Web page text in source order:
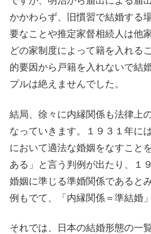
かかわらず、旧慣習で結婚する
要なことや推定家督相続人は他
どの家制度によって籍を入れる
的要因から戸籍を入れないで結
プルは絶えませんでした。
結局、徐々に内縁関係も法律上
なっていきます。１９３１年に
において適法な婚姻をなすこと
ある」と言う判例が出たり、１
婚姻に準じる準婚関係であると
例もでて、「内縁関係＝準結婚
それでは、日本の結婚形態の一覧